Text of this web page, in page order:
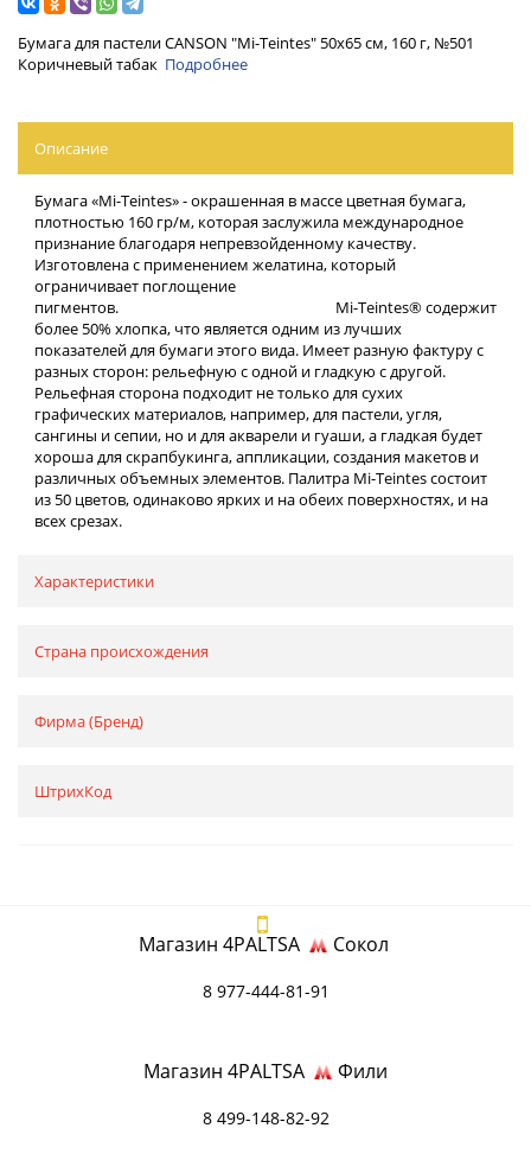
Бумага для пастели CANSON "Mi-Teintes" 50x65 см, 160 г, №501
Коричневый табак Подробнее
Описание
Бумага «Mi-Teintes» - окрашенная в массе цветная бумага,
плотностью 160 гр/м, которая заслужила международное
признание благодаря непревзойденному качеству.
Изготовлена с применением желатина, который
ограничивает поглощение
пигментов. Mi-Teintes® содержит
более 50% хлопка, что является одним из лучших
показателей для бумаги этого вида. Имеет разную фактуру с
разных сторон: рельефную с одной и гладкую с другой.
Рельефная сторона подходит не только для сухих
графических материалов, например, для пастели, угля,
сангины и сепии, но и для акварели и гуаши, а гладкая будет
хороша для скрапбукинга, аппликации, создания макетов и
различных объемных элементов. Палитра Mi-Teintes состоит
из 50 цветов, одинаково ярких и на обеих поверхностях, и на
всех срезах.
Характеристики
Страна происхождения
Фирма (Бренд)
ШтрихКод
Магазин 4PALTSA Сокол
8 977-444-81-91
Магазин 4PALTSA Фили
8 499-148-82-92